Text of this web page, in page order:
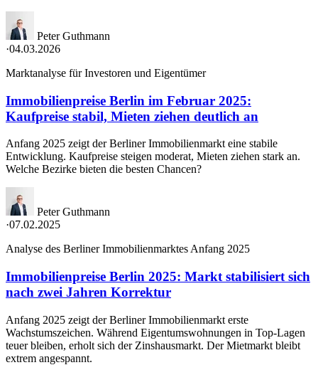
Peter Guthmann
·04.03.2026
Marktanalyse für Investoren und Eigentümer
Immobilienpreise Berlin im Februar 2025:
Kaufpreise stabil, Mieten ziehen deutlich an
Anfang 2025 zeigt der Berliner Immobilienmarkt eine stabile
Entwicklung. Kaufpreise steigen moderat, Mieten ziehen stark an.
Welche Bezirke bieten die besten Chancen?
Peter Guthmann
·07.02.2025
Analyse des Berliner Immobilienmarktes Anfang 2025
Immobilienpreise Berlin 2025: Markt stabilisiert sich
nach zwei Jahren Korrektur
Anfang 2025 zeigt der Berliner Immobilienmarkt erste
Wachstumszeichen. Während Eigentumswohnungen in Top-Lagen
teuer bleiben, erholt sich der Zinshausmarkt. Der Mietmarkt bleibt
extrem angespannt.